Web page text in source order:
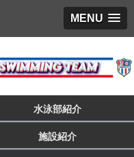
MENU
水泳部紹介
施設紹介